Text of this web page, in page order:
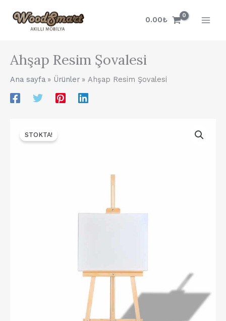
0.00₺
Ahşap Resim Şovalesi
Ana sayfa Ürünler Ahşap Resim Şovalesi
STOKTA!